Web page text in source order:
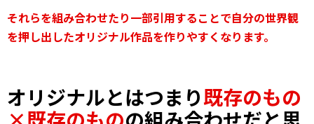
それらを組み合わせたり一部引用することで自分の世界観
を押し出したオリジナル作品を作りやすくなります。
オリジナルとはつまり既存のもの